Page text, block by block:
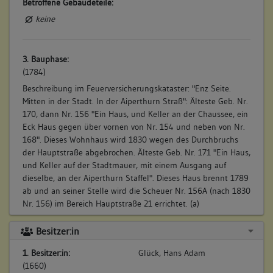
Betroffene Gebäudeteile:
keine
3. Bauphase:
(1784)
Beschreibung im Feuerversicherungskataster: "Enz Seite.
Mitten in der Stadt. In der Aiperthurn Straß": Älteste Geb. Nr.
170, dann Nr. 156 "Ein Haus, und Keller an der Chaussee, ein
Eck Haus gegen über vornen von Nr. 154 und neben von Nr.
168". Dieses Wohnhaus wird 1830 wegen des Durchbruchs
der Hauptstraße abgebrochen. Älteste Geb. Nr. 171 "Ein Haus,
und Keller auf der Stadtmauer, mit einem Ausgang auf
dieselbe, an der Aiperthurn Staffel". Dieses Haus brennt 1789
ab und an seiner Stelle wird die Scheuer Nr. 156A (nach 1830
Nr. 156) im Bereich Hauptstraße 21 errichtet. (a)
Betroffene Gebäudeteile:
keine
Besitzer:in
1. Besitzer:in:
(1660)
Glück, Hans Adam